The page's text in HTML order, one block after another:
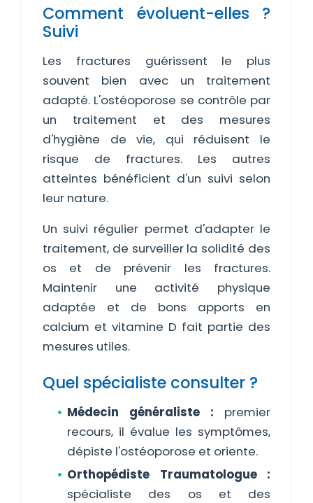
Comment évoluent-elles ?
Suivi
Les fractures guérissent le plus
souvent bien avec un traitement
adapté. L'ostéoporose se contrôle par
un traitement et des mesures
d'hygiène de vie, qui réduisent le
risque de fractures. Les autres
atteintes bénéficient d'un suivi selon
leur nature.
Un suivi régulier permet d'adapter le
traitement, de surveiller la solidité des
os et de prévenir les fractures.
Maintenir une activité physique
adaptée et de bons apports en
calcium et vitamine D fait partie des
mesures utiles.
Quel spécialiste consulter ?
Médecin généraliste : premier
recours, il évalue les symptômes,
dépiste l'ostéoporose et oriente.
Orthopédiste Traumatologue :
spécialiste des os et des